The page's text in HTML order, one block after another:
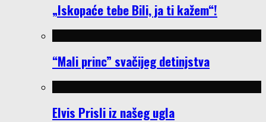
„Iskopaće tebe Bili, ja ti kažem“!
“Mali princ” svačijeg detinjstva
Elvis Prisli iz našeg ugla